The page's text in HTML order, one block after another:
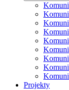
Projekty